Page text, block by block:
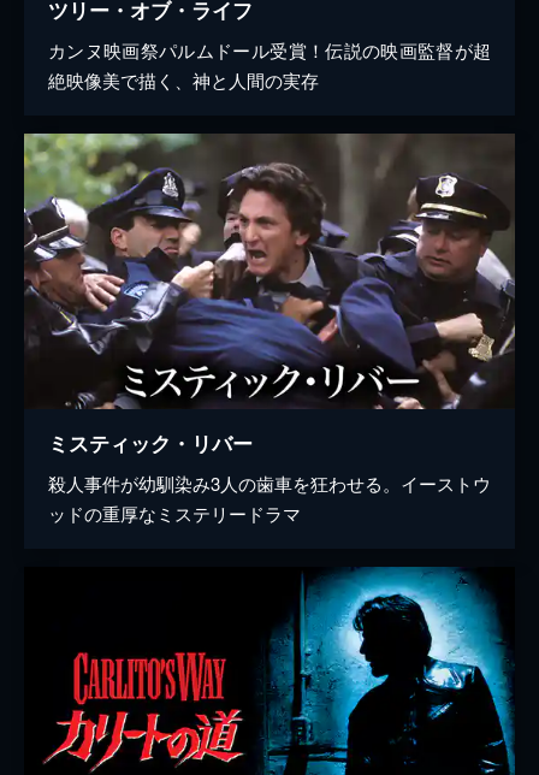
ツリー・オブ・ライフ
カンヌ映画祭パルムドール受賞！伝説の映画監督が超
絶映像美で描く、神と人間の実存
ミスティック・リバー
殺人事件が幼馴染み3人の歯車を狂わせる。イーストウ
ッドの重厚なミステリードラマ